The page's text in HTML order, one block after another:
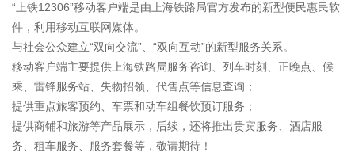
“上铁12306”移动客户端是由上海铁路局官方发布的新型便民惠民软
件，利用移动互联网媒体。
与社会公众建立“双向交流”、“双向互动”的新型服务关系。
移动客户端主要提供上海铁路局服务咨询、列车时刻、正晚点、候
乘、雷锋服务站、失物招领、代售点等信息查询；
提供重点旅客预约、车票和动车组餐饮预订服务；
提供商铺和旅游等产品展示，后续，还将推出贵宾服务、酒店服
务、租车服务、服务套餐等，敬请期待！